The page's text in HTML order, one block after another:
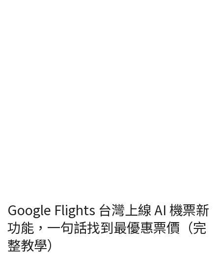
Google Flights 台灣上線 AI 機票新
功能，一句話找到最優惠票價（完
整教學）